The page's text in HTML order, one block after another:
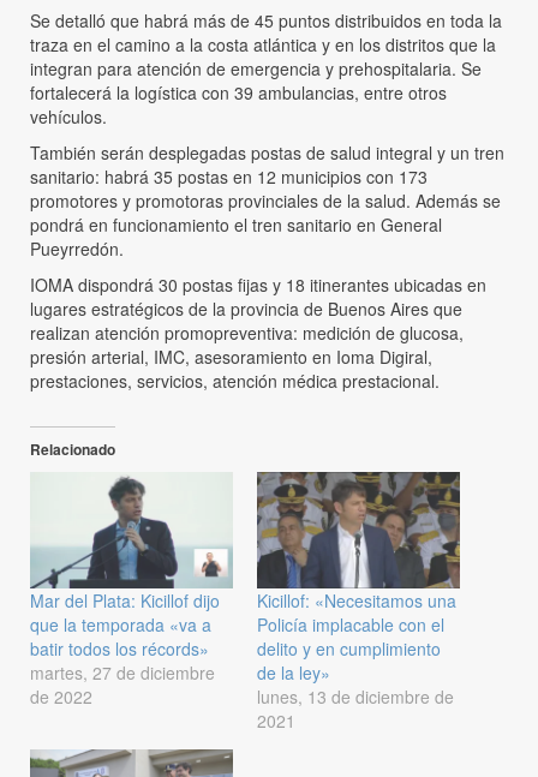
Se detalló que habrá más de 45 puntos distribuidos en toda la
traza en el camino a la costa atlántica y en los distritos que la
integran para atención de emergencia y prehospitalaria. Se
fortalecerá la logística con 39 ambulancias, entre otros
vehículos.
También serán desplegadas postas de salud integral y un tren
sanitario: habrá 35 postas en 12 municipios con 173
promotores y promotoras provinciales de la salud. Además se
pondrá en funcionamiento el tren sanitario en General
Pueyrredón.
IOMA dispondrá 30 postas fijas y 18 itinerantes ubicadas en
lugares estratégicos de la provincia de Buenos Aires que
realizan atención promopreventiva: medición de glucosa,
presión arterial, IMC, asesoramiento en Ioma Digiral,
prestaciones, servicios, atención médica prestacional.
Relacionado
Mar del Plata: Kicillof dijo
que la temporada «va a
batir todos los récords»
martes, 27 de diciembre
de 2022
Kicillof: «Necesitamos una
Policía implacable con el
delito y en cumplimiento
de la ley»
lunes, 13 de diciembre de
2021